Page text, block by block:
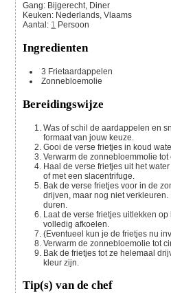
Gang: Bijgerecht, Diner
Keuken: Nederlands, Vlaams
Aantal : 1 Persoon
Ingredienten
3 Frietaardappelen
Zonnebloemolie
Bereidingswijze
Was of schil de aardappelen en
formaat van jouw keuze.
Gooi de verse frietjes in koud
Verwarm de zonnebloemmolie tot
Haal de verse frietjes uit het
of met een slacentrifuge.
Bak de verse frietjes voor in de
drijven, maar nog niet verkleuren.
duren.
Laat de verse frietjes uitlekken
volledig afkoelen.
(Eventueel kun je de frietjes nu
Verwarm de zonnebloemolie tot
Bak de frietjes tot ze helemaal
kleur zijn.
Tip(s) van de chef